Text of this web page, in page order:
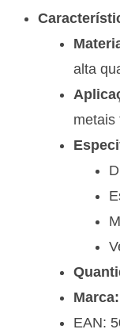
alta
metais
Marca:
EAN: